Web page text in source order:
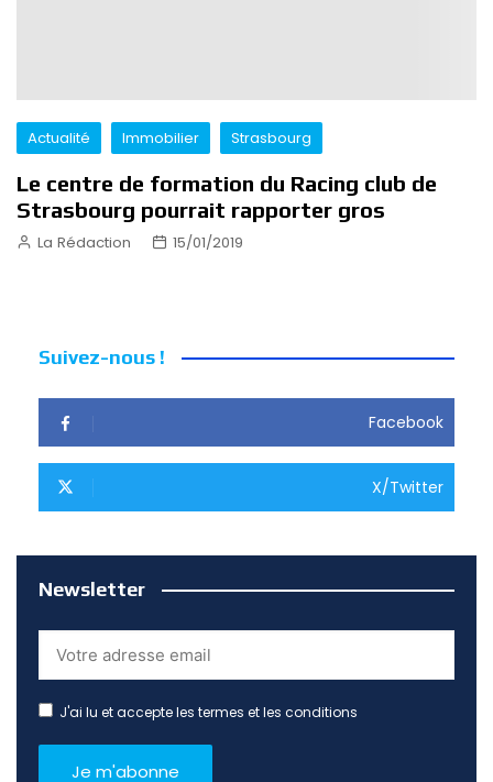
Actualité Immobilier Strasbourg
Le centre de formation du Racing club de
Strasbourg pourrait rapporter gros
La Rédaction 15/01/2019
Suivez-nous !
Facebook
X/Twitter
Newsletter
J'ai lu et accepte les termes et les conditions